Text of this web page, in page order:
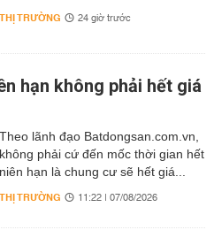
THỊ TRƯỜNG 24 giờ trước
hạn không phải hết giá
Theo lãnh đạo Batdongsan.com.vn,
không phải cứ đến mốc thời gian hết
niên hạn là chung cư sẽ hết giá...
THỊ TRƯỜNG 11:22 | 07/08/2026